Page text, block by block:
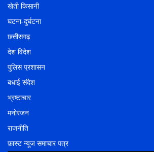
खेती किसानी
घटना-दुर्घटना
छत्तीसगढ़
देश विदेश
पुलिस प्रशासन
बधाई संदेश
भ्रष्टाचार
मनोरंजन
राजनीति
फ़ास्ट न्यूज समाचार पत्र